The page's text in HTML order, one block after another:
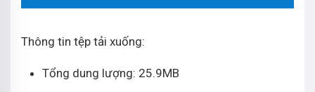
Thông tin tệp tải xuống:
Tổng dung lượng: 25.9MB